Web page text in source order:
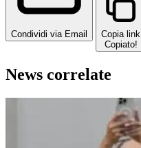
Condividi via Email
Copia link
Copiato!
News correlate